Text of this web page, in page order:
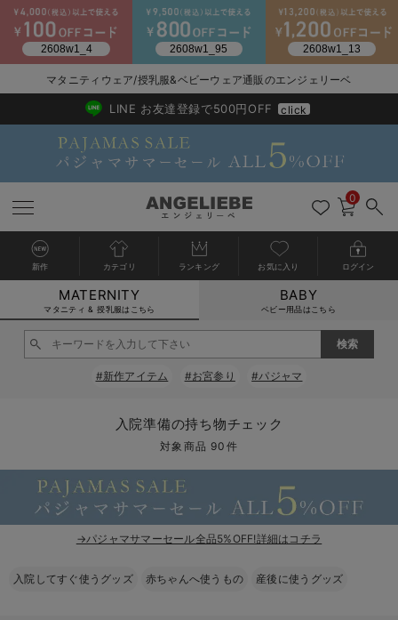
マタニティウェア全て
マタニティ ワンピース
マタニティ トップス
マタニティ アウター（コート）・ママコート
マタニティ 下着・インナー全て
授乳ブラ・マタニティブラ（マタニティインナー・産後用品）
マタニティ 授乳 キャミソール
産褥ショーツ
授乳服全て
マタニティ フォーマル全て
マタニティ スーツ
マタニティ ドレス（結婚式・お呼ばれ）
マタニティ フォーマル パンツ・ボトムス
授乳用品全て
妊婦用 抱き枕・授乳クッション
マタニティレッグウェア全て
マタニティストッキング・タイツ
マタニティ ボディケア全て
アウトレット全て
【アウトレット】ワンピース
【アウトレット】パジャマ
【アウトレット】インナー
特集全て
コットン素材
冷房対策
再入荷全て
再入荷｜インナー
戻る
送料無料アイテム全て
ワンピース
パジャマ
戻る
ブラキャミ おまとめ
戻る
【37周年祭セール】
【37周年祭セール】
戻る
気温差別オススメア
【15℃】3月下旬～
戻る
動きやすく着回しで
戻る
強撚スムース(コスパ
戻る
マタニティウェア
【おまとめ割】パジ
戻る
こだわりの履き心地
カジュアル
戻る
ジャケット派
ツィード派
戻る
出産準備応援割全て
マタニティパジャマ
戻る
【オフィスカジュア
戻る
レギンスタイプ
戻る
【フォーマル】ワン
戻る
【ベビー】長袖
戻る
ハンカチ
セット
戻る
快適ウェア10%OFF
戻る
春のマタニティワン
セットアップ・ レイ
ワーク・オフィス
戻る
Gift Selection 出産
〜3,000円（税込）
女の子におススメの
戻る
冬の冷え対策インナ
薄くてあったか
レギンス・タイツ
戻る
入院準備の持ち物チ
入院してすぐ使うグ
戻る
冬のあったか特集全て
【冬のあったか特集
マタニティウェア/授乳服&ベビーウェア通販のエンジェリーベ
2026/NewArrival
送料495円(一部地域を除く) 7,700円以上で送料無料
LINE お友達登録で500円OFF click
0
新作 カテゴリ ランキング お気に入り ログイン
MATERNITY
マタニティ & 授乳服はこちら
BABY
ベビー用品はこちら
#新作アイテム #お宮参り #パジャマ
入院準備の持ち物チェック
対象商品 90件
→パジャマサマーセール全品5%OFF!詳細はコチラ
入院してすぐ使うグッズ 赤ちゃんへ使うもの 産後に使うグッズ
カートに入れる
閉じる